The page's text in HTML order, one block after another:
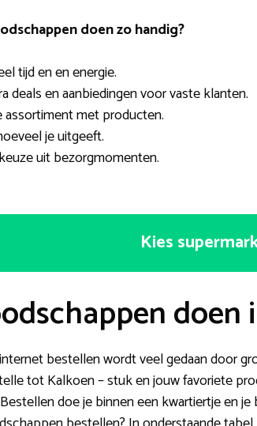
doen zo handig?
tijd en en energie.
deals en aanbiedingen voor vaste klanten.
assortiment met producten.
je uitgeeft.
uit bezorgmomenten.
Kies
doen
bestellen wordt veel gedaan door
tot Kalkoen – stuk en jouw favoriete
doe je binnen een kwartiertje en